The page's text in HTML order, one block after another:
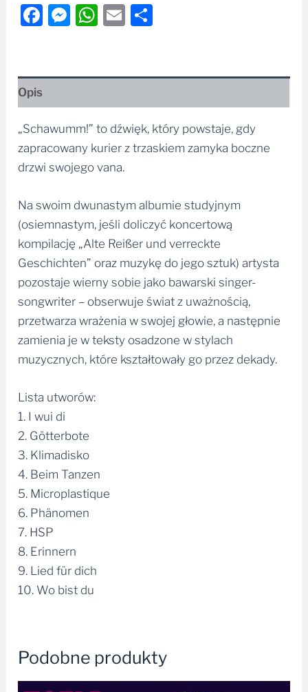
Facebook
Messenger
WhatsApp
Email
Opis
„Schawumm!” to dźwięk, który powstaje, gdy
zapracowany kurier z trzaskiem zamyka boczne
drzwi swojego vana.
Na swoim dwunastym albumie studyjnym
(osiemnastym, jeśli doliczyć koncertową
kompilację „Alte Reißer und verreckte
Geschichten” oraz muzykę do jego sztuk) artysta
pozostaje wierny sobie jako bawarski singer-
songwriter – obserwuje świat z uważnością,
przetwarza wrażenia w swojej głowie, a następnie
zamienia je w teksty osadzone w stylach
muzycznych, które kształtowały go przez dekady.
Lista utworów:
1. I wui di
2. Götterbote
3. Klimadisko
4. Beim Tanzen
5. Microplastique
6. Phänomen
7. HSP
8. Erinnern
9. Lied für dich
10. Wo bist du
Podobne produkty